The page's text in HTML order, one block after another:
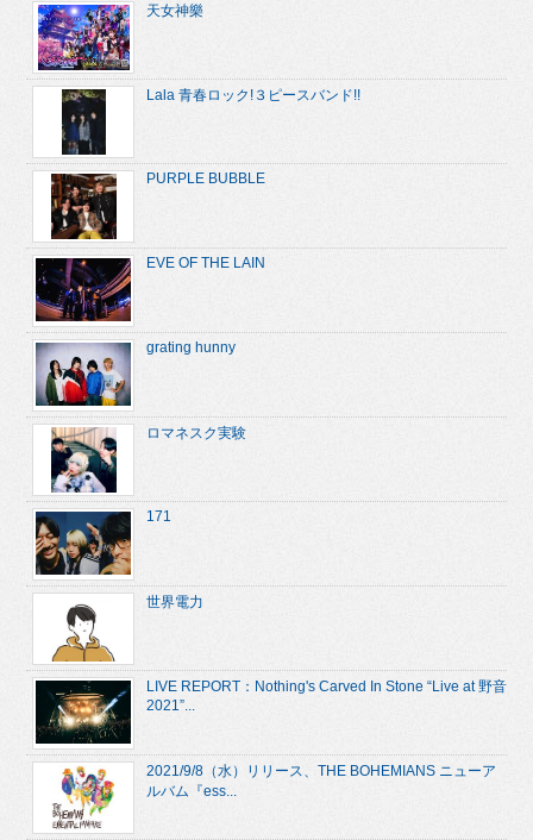
天女神樂
Lala 青春ロック!３ピースバンド!!
PURPLE BUBBLE
EVE OF THE LAIN
grating hunny
ロマネスク実験
171
世界電力
LIVE REPORT：Nothing's Carved In Stone “Live at 野音
2021”...
2021/9/8（水）リリース、THE BOHEMIANS ニューア
ルバム『ess...